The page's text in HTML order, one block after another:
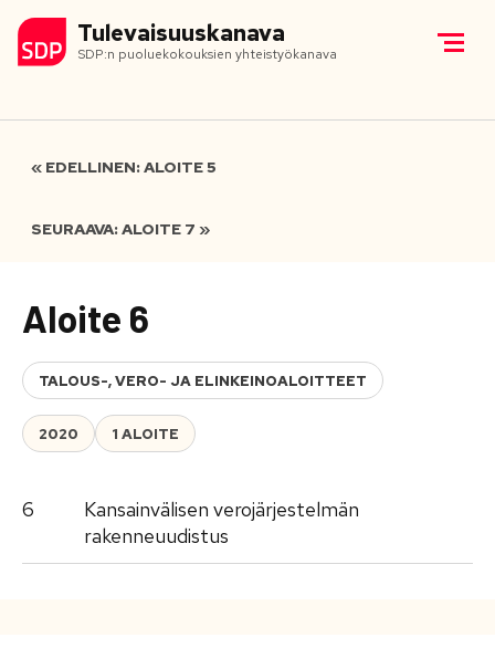
Tulevaisuuskanava
SDP:n puoluekokouksien yhteistyökanava
« EDELLINEN: ALOITE 5
SEURAAVA: ALOITE 7 »
Aloite 6
TALOUS-, VERO- JA ELINKEINOALOITTEET
2020 1 ALOITE
6
Kansainvälisen verojärjestelmän
rakenneuudistus